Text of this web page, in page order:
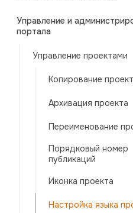
Управление и
портала
Управление проектами
Копирование
Архивация проекта
Переименование
Порядковый номер
публикаций
Иконка проекта
Настройка языка